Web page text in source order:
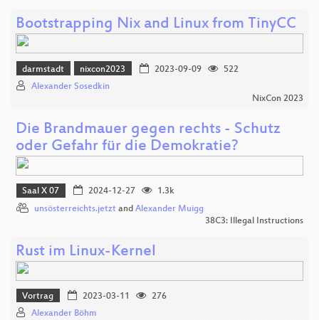
Bootstrapping Nix and Linux from TinyCC
darmstadt nixcon2023 2023-09-09
522
Alexander Sosedkin
NixCon 2023
Die Brandmauer gegen rechts - Schutz
oder Gefahr für die Demokratie?
Saal X 07 2024-12-27
1.3k
unsösterreichts.jetzt and Alexander Muigg
38C3: Illegal Instructions
Rust im Linux-Kernel
Vortrag 2023-03-11
276
Alexander Böhm